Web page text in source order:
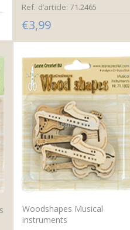
Ref. d’article: 71.2465
€3,99
Woodshapes Musical
instruments